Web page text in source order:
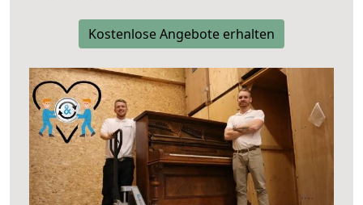
Kostenlose Angebote erhalten